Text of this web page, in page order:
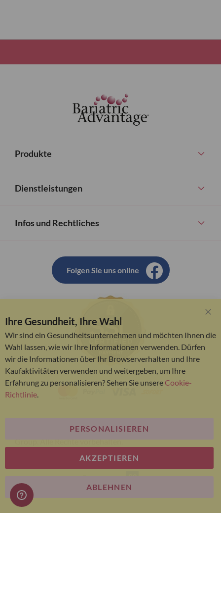
Produkte
Dienstleistungen
Infos und Rechtliches
Folgen Sie uns online
© Bariatric Advantage® ist eine Marke der Metagenics
Group. Alle Rechte vorbehalten.
E-commerce
Bar
Ihre Gesundheit, Ihre Wahl
Wir sind ein Gesundheitsunternehmen und möchten Ihnen die
Wahl lassen, wie wir Ihre Informationen verwenden. Dürfen
wir die Informationen über Ihr Browserverhalten und Ihre
Kaufaktivitäten verwenden und weitergeben, um Ihre
Erfahrung zu personalisieren? Sehen Sie unsereCookie-
Richtlinie.
AKZEPTIEREN
PERSONALISIEREN
ABLEHNEN